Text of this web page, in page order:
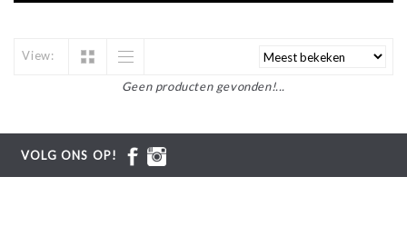
View:
Geen producten gevonden!...
VOLG ONS OP!